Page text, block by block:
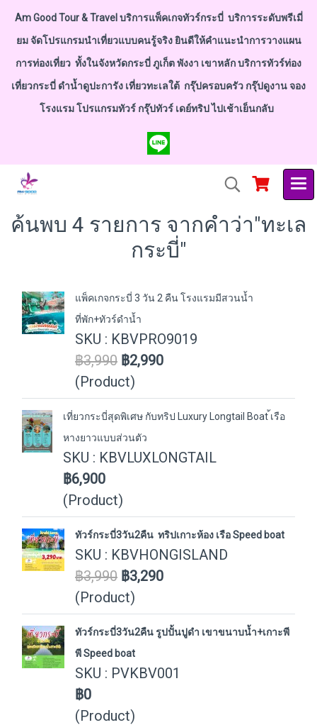
Am Good Tour & Travel บริการแพ็คเกจทัวร์กระบี่ บริการระดับพรีเมี่
ยม จัดโปรแกรมนำเที่ยวแบบคนรู้จริง ยินดีให้คำแนะนำการวางแผน
การท่องเที่ยว ทั้งในจังหวัดกระบี่ ภูเก็ต พังงา เขาหลัก บริการทัวร์ท่อง
เที่ยวกระบี่ ดำน้ำดูปะการัง เที่ยวทะเลใต้ กรุ๊ปครอบครัว กรุ๊ปดูงาน จอง
โรงแรม โปรแกรมทัวร์ กรุ๊ปทัวร์ เดย์ทริป ไปเช้าเย็นกลับ
ค้นพบ 4 รายการ จากคำว่า"ทะเล
กระบี่"
แพ็คเกจกระบี่ 3 วัน 2 คืน โรงแรมมีสวนน้ำ
ที่พัก+ทัวร์ดำน้ำ
SKU : KBVPRO9019
฿3,990 ฿2,990
(Product)
เที่ยวกระบี่สุดพิเศษ กับทริป Luxury Longtail Boat ้เรือ
หางยาวแบบส่วนตัว
SKU : KBVLUXLONGTAIL
฿6,900
(Product)
ทัวร์กระบี่3วัน2คืน ทริปเกาะห้อง เรือ Speed boat
SKU : KBVHONGISLAND
฿3,990 ฿3,290
(Product)
ทัวร์กระบี่3วัน2คืน รูปปั้นปูดำ เขาขนาบน้ำ+เกาะพี
พี Speed boat
SKU : PVKBV001
฿0
(Product)